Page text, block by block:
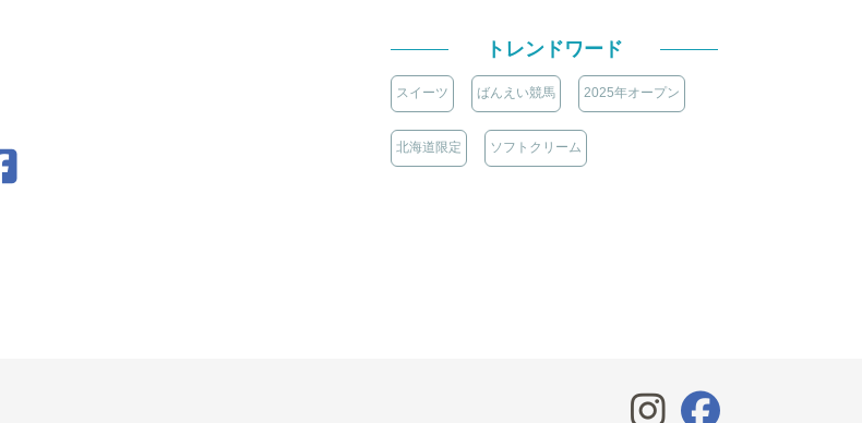
トレンドワード
スイーツ ばんえい競馬 2025年オープン
北海道限定 ソフトクリーム